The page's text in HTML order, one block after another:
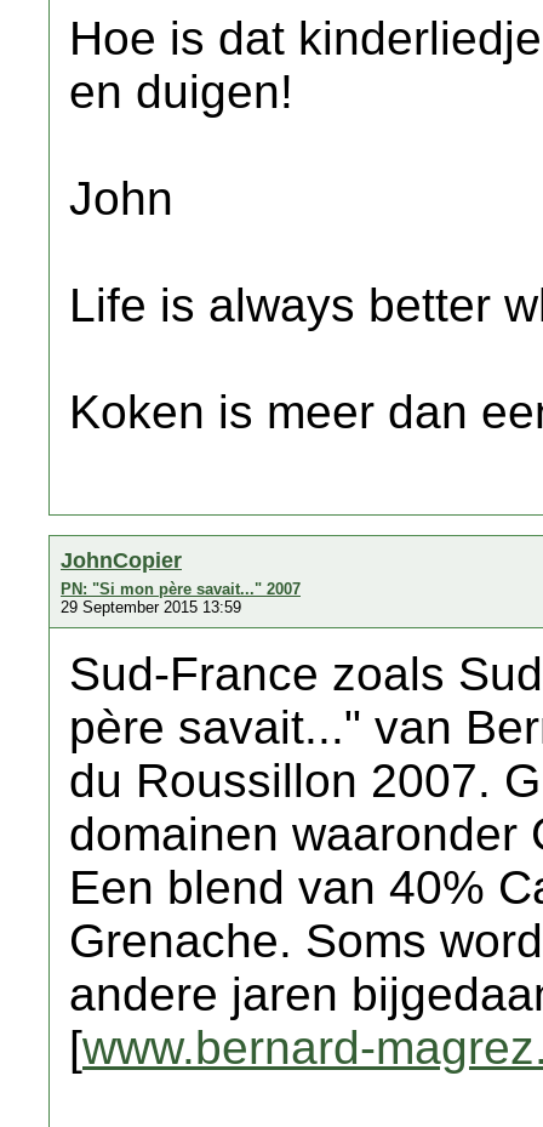
Hoe is dat
en duigen!
John
Life is always better
Koken is meer dan
JohnCopier
PN: "Si mon père savait..." 2007
29 September 2015 13:59
Sud-France zoals
père savait..." van
du Roussillon 2007.
domainen waaronder
Een blend van 40%
Grenache. Soms
andere jaren
[www.bernard-